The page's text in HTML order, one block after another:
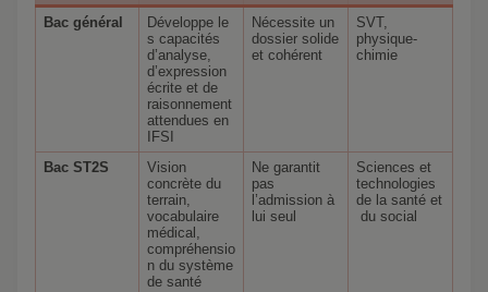
Bac général
Développe le
s capacités
d’analyse,
d’expression
écrite et de
raisonnement
attendues en
IFSI
Nécessite un
dossier solide
et cohérent
SVT,
physique-
chimie
Bac ST2S
Vision
concrète du
terrain,
vocabulaire
médical,
compréhensio
n du système
de santé
Ne garantit
pas
l’admission à
lui seul
Sciences et
technologies
de la santé et
du social